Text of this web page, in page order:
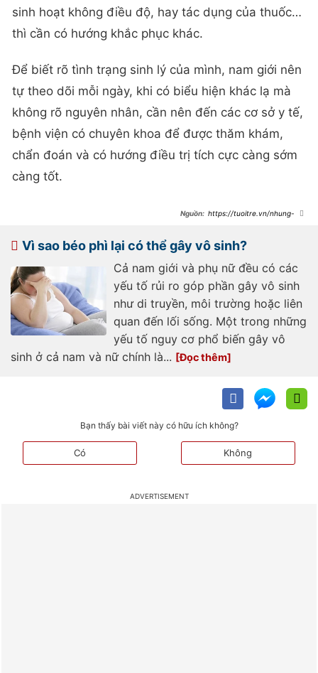
sinh hoạt không điều độ, hay tác dụng của thuốc…
thì cần có hướng khắc phục khác.
Để biết rõ tình trạng sinh lý của mình, nam giới nên
tự theo dõi mỗi ngày, khi có biểu hiện khác lạ mà
không rõ nguyên nhân, cần nên đến các cơ sở y tế,
bệnh viện có chuyên khoa để được thăm khám,
chẩn đoán và có hướng điều trị tích cực càng sớm
càng tốt.
https://tuoitre.vn/nhung-
20240819211709892.htm
Vì sao béo phì lại có thể gây vô sinh?
Cả nam giới và phụ nữ đều có các
yếu tố rủi ro góp phần gây vô sinh
như di truyền, môi trường hoặc liên
quan đến lối sống. Một trong những
yếu tố nguy cơ phổ biến gây vô
sinh ở cả nam và nữ chính là...
Bạn thấy bài viết này có hữu ích không?
Có Không